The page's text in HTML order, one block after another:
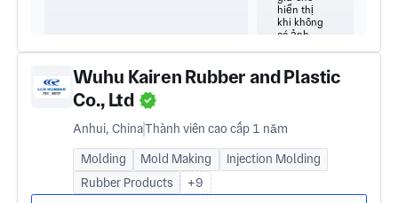
Wuhu Kairen Rubber and Plastic
Co., Ltd
Anhui, ChinaThành viên cao cấp 1 năm
Molding Mold Making
Injection Molding
Rubber Products
+9